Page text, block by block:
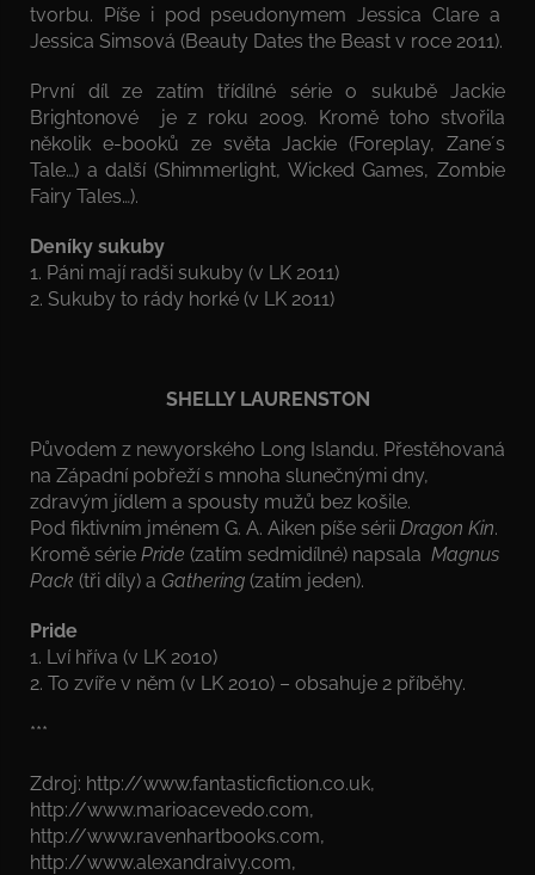
tvorbu. Píše i pod pseudonymem Jessica Clare a
Jessica Simsová (Beauty Dates the Beast v roce 2011).
První díl ze zatím třídílné série o sukubě Jackie
Brightonové je z roku 2009. Kromě toho stvořila
několik e-booků ze světa Jackie (Foreplay, Zane´s
Tale…) a další (Shimmerlight, Wicked Games, Zombie
Fairy Tales…).
Deníky sukuby
1. Páni mají radši sukuby (v LK 2011)
2. Sukuby to rády horké (v LK 2011)
SHELLY LAURENSTON
Původem z newyorského Long Islandu. Přestěhovaná
na Západní pobřeží s mnoha slunečnými dny,
zdravým jídlem a spousty mužů bez košile.
Pod fiktivním jménem G. A. Aiken píše sérii Dragon Kin.
Kromě série Pride (zatím sedmidílné) napsala Magnus
Pack (tři díly) a Gathering (zatím jeden).
Pride
1. Lví hříva (v LK 2010)
2. To zvíře v něm (v LK 2010) – obsahuje 2 příběhy.
***
Zdroj: http://www.fantasticfiction.co.uk,
http://www.marioacevedo.com,
http://www.ravenhartbooks.com,
http://www.alexandraivy.com,